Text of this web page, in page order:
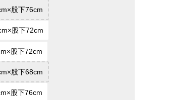
股下76cm
股下72cm
股下72cm
股下68cm
股下76cm